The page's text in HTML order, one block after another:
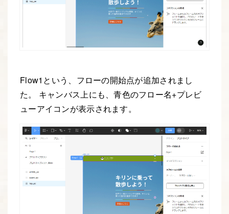
Flow1という、フローの開始点が追加されまし
た。 キャンバス上にも、青色のフロー名+プレビ
ューアイコンが表示されます。